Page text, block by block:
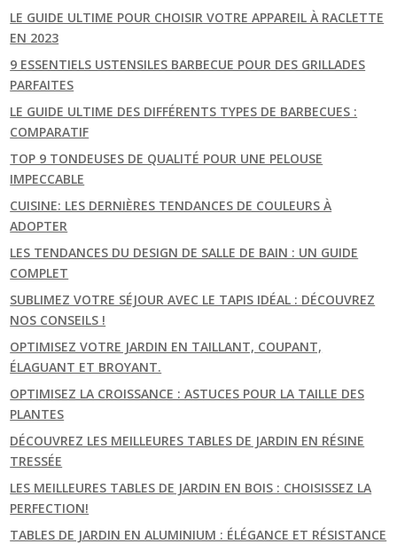
LE GUIDE ULTIME POUR CHOISIR VOTRE APPAREIL À RACLETTE
EN 2023
9 ESSENTIELS USTENSILES BARBECUE POUR DES GRILLADES
PARFAITES
LE GUIDE ULTIME DES DIFFÉRENTS TYPES DE BARBECUES :
COMPARATIF
TOP 9 TONDEUSES DE QUALITÉ POUR UNE PELOUSE
IMPECCABLE
CUISINE: LES DERNIÈRES TENDANCES DE COULEURS À
ADOPTER
LES TENDANCES DU DESIGN DE SALLE DE BAIN : UN GUIDE
COMPLET
SUBLIMEZ VOTRE SÉJOUR AVEC LE TAPIS IDÉAL : DÉCOUVREZ
NOS CONSEILS !
OPTIMISEZ VOTRE JARDIN EN TAILLANT, COUPANT,
ÉLAGUANT ET BROYANT.
OPTIMISEZ LA CROISSANCE : ASTUCES POUR LA TAILLE DES
PLANTES
DÉCOUVREZ LES MEILLEURES TABLES DE JARDIN EN RÉSINE
TRESSÉE
LES MEILLEURES TABLES DE JARDIN EN BOIS : CHOISISSEZ LA
PERFECTION!
TABLES DE JARDIN EN ALUMINIUM : ÉLÉGANCE ET RÉSISTANCE